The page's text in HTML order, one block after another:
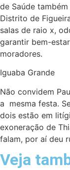
de Saúde
Distrito de
salas de raio x,
garantir bem-
moradores.
Iguaba Grande
Não convidem
a mesma festa.
dois estão em
exoneração de
falam, por aí deu
Veja